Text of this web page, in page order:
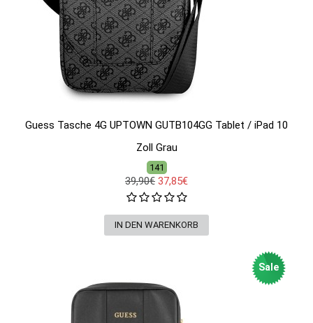
Guess Tasche 4G UPTOWN GUTB104GG Tablet / iPad 10
Zoll Grau
141
39,90€ 37,85€
Sale